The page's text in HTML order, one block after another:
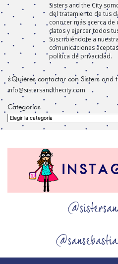
Sisters and the City
del tratamiento de tus
conocer más acerca
datos y ejercer todos
Suscribiéndote a
comunicaciones
política de privacidad.
¿Quiéres contactar con Sisters and
info@sistersandthecity.com
Categorías
Categorías